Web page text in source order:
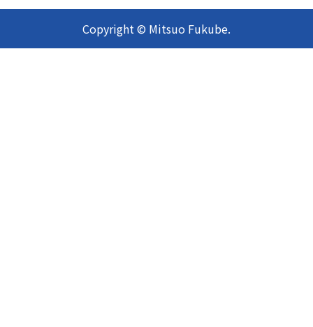
Copyright © Mitsuo Fukube.